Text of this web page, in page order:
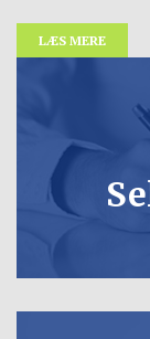
LÆS MERE